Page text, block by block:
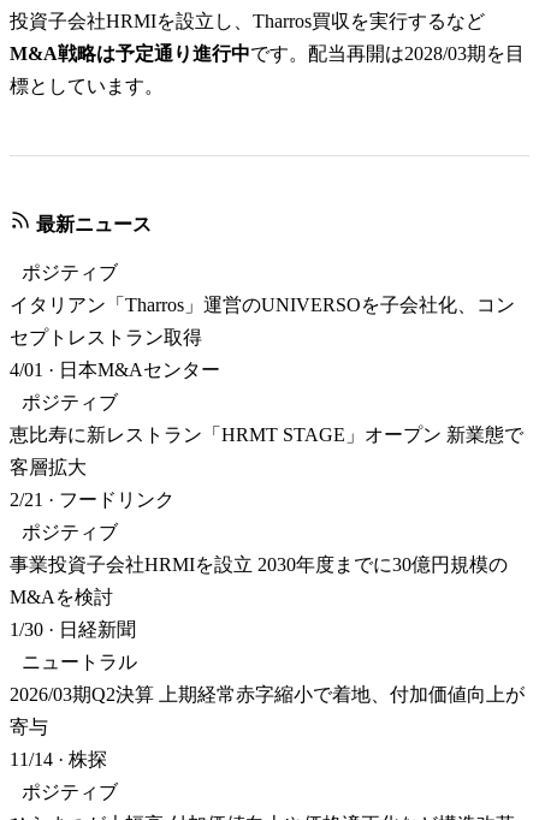
投資子会社HRMIを設立し、Tharros買収を実行するなど
M&A戦略は予定通り進行中です。配当再開は2028/03期を目
標としています。
最新ニュース
ポジティブ
イタリアン「Tharros」運営のUNIVERSOを子会社化、コン
セプトレストラン取得
4/01 · 日本M&Aセンター
ポジティブ
恵比寿に新レストラン「HRMT STAGE」オープン 新業態で
客層拡大
2/21 · フードリンク
ポジティブ
事業投資子会社HRMIを設立 2030年度までに30億円規模の
M&Aを検討
1/30 · 日経新聞
ニュートラル
2026/03期Q2決算 上期経常赤字縮小で着地、付加価値向上が
寄与
11/14 · 株探
ポジティブ